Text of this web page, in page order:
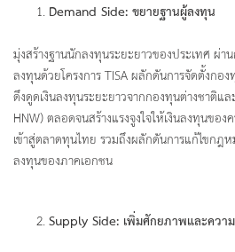
Demand Side: ขยายฐานผู้ลงทุน
มุ่งสร้างฐานนักลงทุนระยะยาวของประเทศ ผ่า
ลงทุนด้วยโครงการ TISA ผลักดันการจัดตั้งกอ
ดึงดูดเงินลงทุนระยะยาวจากกองทุนต่างชาติแ
HNW) ตลอดจนสร้างแรงจูงใจให้เงินลงทุนขอ
เข้าสู่ตลาดทุนไทย รวมถึงผลักดันการแก้ไขกฎ
ลงทุนของภาคเอกชน
Supply Side: เพิ่มศักยภาพและควา